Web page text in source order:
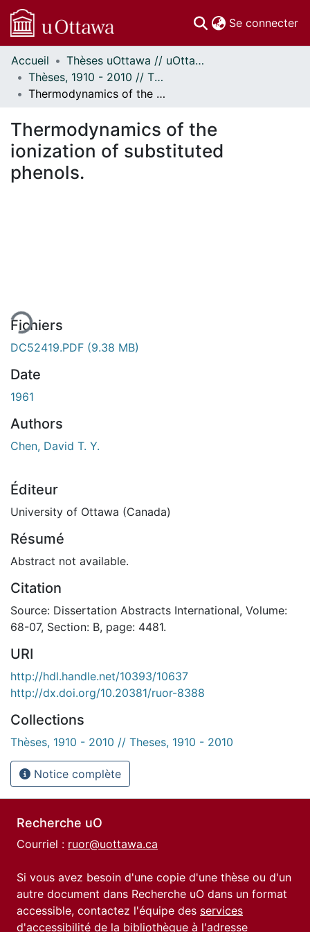
Se connecter
Communautés
et collections
Parcourir
À propos
Accueil
Thèses uOttawa // uOttawa Theses
Thèses, 1910 - 2010 // Theses, 1910 - 2010
Thermodynamics of the ionization of substituted phenols.
Thermodynamics of the
ionization of substituted
phenols.
Fichiers
DC52419.PDF (9.38 MB)
Date
1961
Authors
Chen, David T. Y.
Éditeur
University of Ottawa (Canada)
Résumé
Abstract not available.
Citation
Source: Dissertation Abstracts International, Volume:
68-07, Section: B, page: 4481.
URI
http://hdl.handle.net/10393/10637
http://dx.doi.org/10.20381/ruor-8388
Collections
Thèses, 1910 - 2010 // Theses, 1910 - 2010
Notice complète
Recherche uO
Courriel : ruor@uottawa.ca
Si vous avez besoin d'une copie d'une thèse ou d'un
autre document dans Recherche uO dans un format
accessible, contactez l'équipe des services
d'accessibilité de la bibliothèque à l'adresse